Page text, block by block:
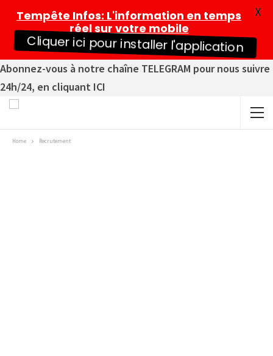
Abonnez-vous à notre chaîne TELEGRAM pour nous suivre
24h/24, en cliquant ICI
Home Recrutement
Tempête Infos: L'information en temps
réel sur votre mobile
Cliquer ici pour installer l'application
X